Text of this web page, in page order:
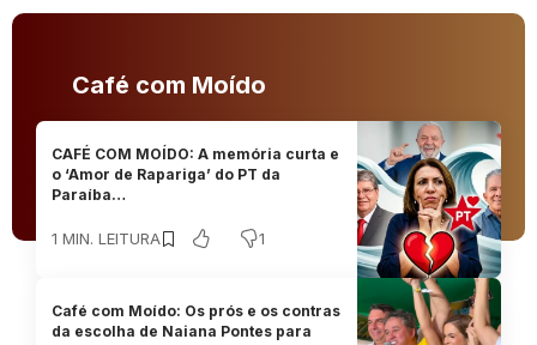
Café com Moído
CAFÉ COM MOÍDO: A memória curta e
o ‘Amor de Rapariga’ do PT da
Paraíba…
1 MIN. LEITURA 1
Café com Moído: Os prós e os contras
da escolha de Naiana Pontes para